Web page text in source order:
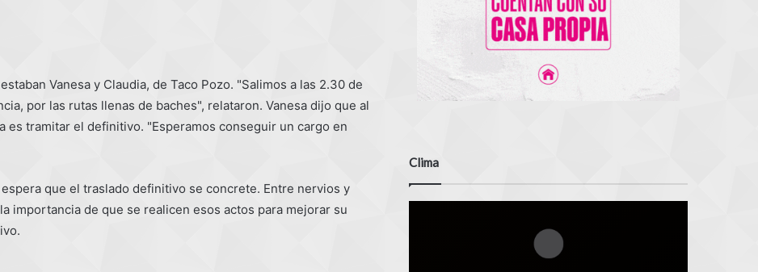
Vanesa y Claudia, de Taco Pozo. "Salimos a las 2.30 de
por las rutas llenas de baches", relataron. Vanesa dijo que al
tramitar el definitivo. "Esperamos conseguir un cargo en
que el traslado definitivo se concrete. Entre nervios y
importancia de que se realicen esos actos para mejorar su
Clima